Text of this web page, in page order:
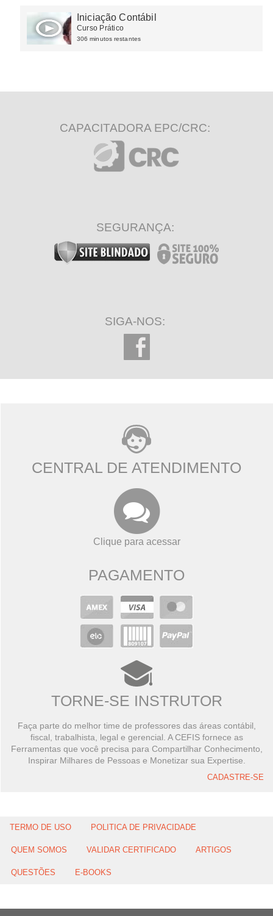
Iniciação Contábil
Curso Prático
306 minutos restantes
CAPACITADORA EPC/CRC:
SEGURANÇA:
SIGA-NOS:
CENTRAL DE ATENDIMENTO
Clique para acessar
PAGAMENTO
TORNE-SE INSTRUTOR
Faça parte do melhor time de professores das áreas contábil,
fiscal, trabalhista, legal e gerencial. A CEFIS fornece as
Ferramentas que você precisa para Compartilhar Conhecimento,
Inspirar Milhares de Pessoas e Monetizar sua Expertise.
CADASTRE-SE
TERMO DE USO POLITICA DE PRIVACIDADE
QUEM SOMOS VALIDAR CERTIFICADO ARTIGOS
QUESTÕES E-BOOKS